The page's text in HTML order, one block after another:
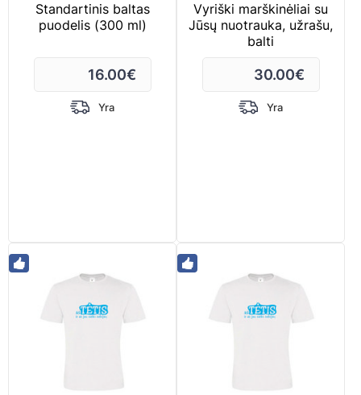
Standartinis baltas
puodelis (300 ml)
16.00€
Yra
Vyriški marškinėliai su
Jūsų nuotrauka, užrašu,
balti
30.00€
Yra